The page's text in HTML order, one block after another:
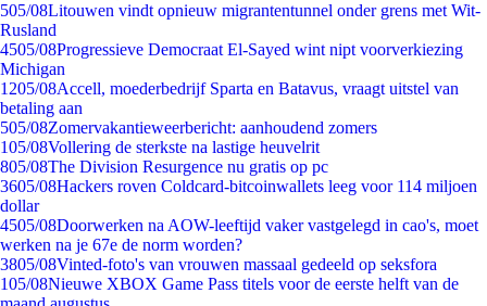
505/08Litouwen vindt opnieuw migrantentunnel onder grens met Wit-
Rusland
4505/08Progressieve Democraat El-Sayed wint nipt voorverkiezing
Michigan
1205/08Accell, moederbedrijf Sparta en Batavus, vraagt uitstel van
betaling aan
505/08Zomervakantieweerbericht: aanhoudend zomers
105/08Vollering de sterkste na lastige heuvelrit
805/08The Division Resurgence nu gratis op pc
3605/08Hackers roven Coldcard-bitcoinwallets leeg voor 114 miljoen
dollar
4505/08Doorwerken na AOW-leeftijd vaker vastgelegd in cao's, moet
werken na je 67e de norm worden?
3805/08Vinted-foto's van vrouwen massaal gedeeld op seksfora
105/08Nieuwe XBOX Game Pass titels voor de eerste helft van de